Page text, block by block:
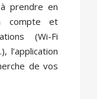
prendre en
compte et
(Wi-Fi
l’application
de vos